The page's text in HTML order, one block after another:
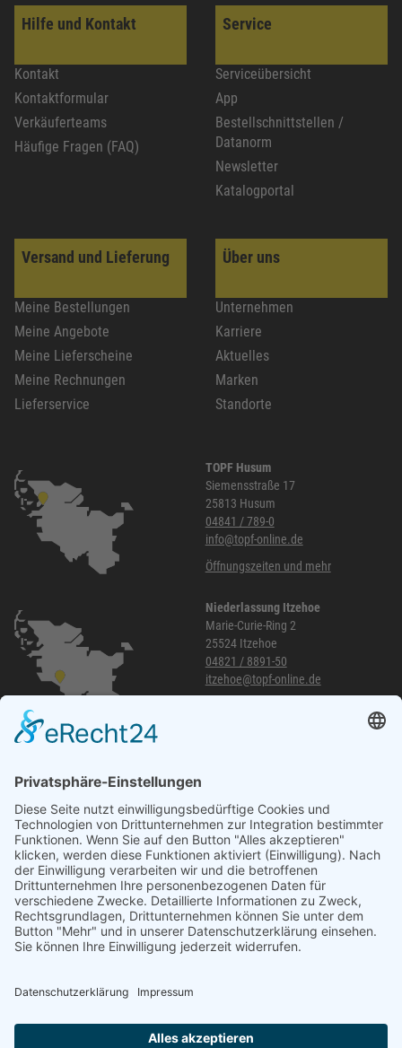
Hilfe und Kontakt
Kontakt
Kontaktformular
Verkäuferteams
Häufige Fragen (FAQ)
Service
Serviceübersicht
App
Bestellschnittstellen /
Datanorm
Newsletter
Katalogportal
Versand und Lieferung
Meine Bestellungen
Meine Angebote
Meine Lieferscheine
Meine Rechnungen
Lieferservice
Über uns
Unternehmen
Karriere
Aktuelles
Marken
Standorte
TOPF Husum
Siemensstraße 17
25813 Husum
04841 / 789-0
info@topf-online.de
Öffnungszeiten und mehr
Niederlassung Itzehoe
Marie-Curie-Ring 2
25524 Itzehoe
04821 / 8891-50
itzehoe@topf-online.de
040 / 21 04 04 04-04
glinde@topf-online.de
Öffnungszeiten und mehr